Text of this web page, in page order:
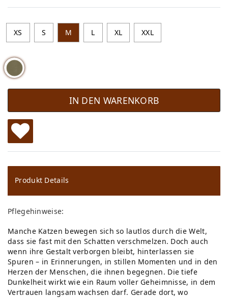
XS S M L XL XXL
IN DEN WARENKORB
W
u
ns
ch
lis
te
Produkt Details
Pflegehinweise:
Manche Katzen bewegen sich so lautlos durch die Welt,
dass sie fast mit den Schatten verschmelzen. Doch auch
wenn ihre Gestalt verborgen bleibt, hinterlassen sie
Spuren – in Erinnerungen, in stillen Momenten und in den
Herzen der Menschen, die ihnen begegnen. Die tiefe
Dunkelheit wirkt wie ein Raum voller Geheimnisse, in dem
Vertrauen langsam wachsen darf. Gerade dort, wo